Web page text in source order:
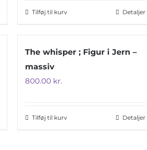
Tilføj til kurv Detaljer
The whisper ; Figur i Jern –
massiv
800.00 kr.
Tilføj til kurv Detaljer